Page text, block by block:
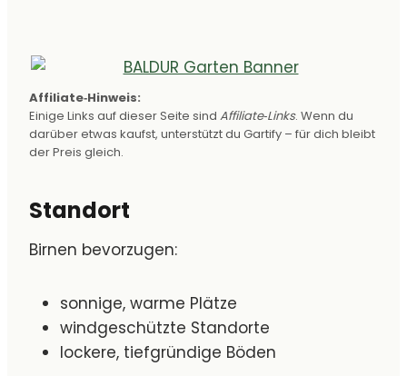
Affiliate‑Hinweis:
Einige Links auf dieser Seite sind Affiliate‑Links. Wenn du
darüber etwas kaufst, unterstützt du Gartify – für dich bleibt
der Preis gleich.
Standort
Birnen bevorzugen:
sonnige, warme Plätze
windgeschützte Standorte
lockere, tiefgründige Böden